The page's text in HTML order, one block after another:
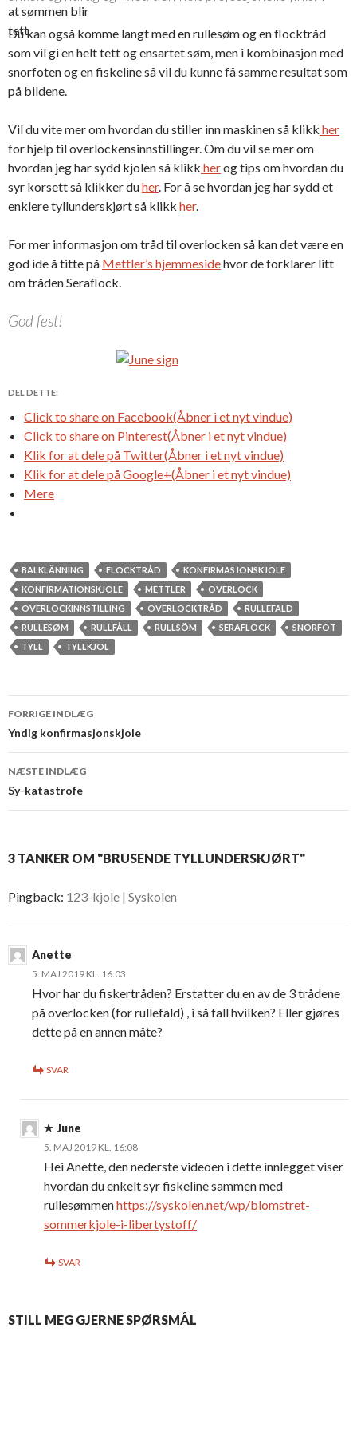
at sømmen blir
tett.
Du kan også komme langt med en rullesøm og en flocktråd
som vil gi en helt tett og ensartet søm, men i kombinasjon med
snorfoten og en fiskeline så vil du kunne få samme resultat som
på bildene.
Vil du vite mer om hvordan du stiller inn maskinen så klikk her
for hjelp til overlockensinnstillinger. Om du vil se mer om
hvordan jeg har sydd kjolen så klikk herog tips om hvordan du
syr korsett så klikker duher. For å se hvordan jeg har sydd et
enklere tyllunderskjørt så klikk her.
For mer informasjon om tråd til overlocken så kan det være en
god ide å titte på Mettler’s hjemmesidehvor de forklarer litt
om tråden Seraflock.
God fest!
DEL DETTE:
Click to share on Facebook(Åbner i et nyt vindue)
Click to share on Pinterest(Åbner i et nyt vindue)
Klik for at dele på Twitter(Åbner i et nyt vindue)
Klik for at dele på Google+(Åbner i et nyt vindue)
Mere
BALKLÄNNING FLOCKTRÅD
KONFIRMASJONSKJOLE
KONFIRMATIONSKJOLE
METTLER
OVERLOCK
OVERLOCKINNSTILLING
OVERLOCKTRÅD
RULLEFALD
RULLESØM
RULLFÅLL RULLSÖM SERAFLOCK
SNORFOT
TYLL
TYLLKJOL
Indlæg
navigation
FORRIGE INDLÆG
Yndig konfirmasjonskjole
NÆSTE INDLÆG
Sy-katastrofe
3 TANKER OM "BRUSENDE TYLLUNDERSKJØRT"
Pingback: 123-kjole | Syskolen
Anette
5. MAJ 2019 KL. 16:03
Hvor har du fiskertråden? Erstatter du en av de 3 trådene
på overlocken (for rullefald) , i så fall hvilken? Eller gjøres
dette på en annen måte?
SVAR
June
5. MAJ 2019 KL. 16:08
Hei Anette, den nederste videoen i dette innlegget viser
hvordan du enkelt syr fiskeline sammen med
rullesømmenhttps://syskolen.net/wp/blomstret-
sommerkjole-i-libertystoff/
SVAR
STILL MEG GJERNE SPØRSMÅL